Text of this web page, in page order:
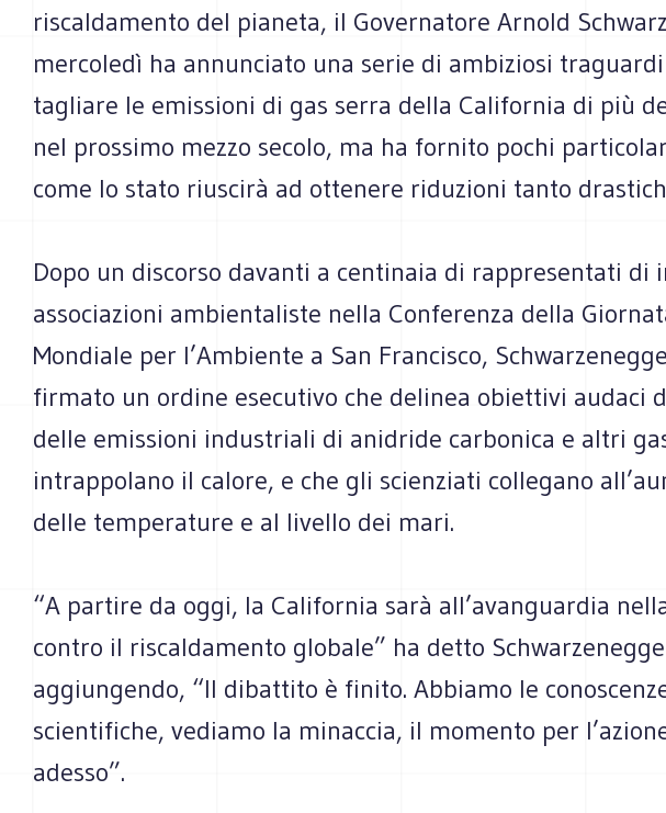
riscaldamento del pianeta, il Governatore Arnold
mercoledì ha annunciato una serie di ambiziosi
tagliare le emissioni di gas serra della California di più
nel prossimo mezzo secolo, ma ha fornito pochi
come lo stato riuscirà ad ottenere riduzioni tanto
Dopo un discorso davanti a centinaia di rappresentati di
associazioni ambientaliste nella Conferenza della
Mondiale per l’Ambiente a San Francisco,
firmato un ordine esecutivo che delinea obiettivi audaci
delle emissioni industriali di anidride carbonica e altri
intrappolano il calore, e che gli scienziati collegano
delle temperature e al livello dei mari.
“A partire da oggi, la California sarà all’avanguardia
contro il riscaldamento globale” ha detto
aggiungendo, “Il dibattito è finito. Abbiamo le
scientifiche, vediamo la minaccia, il momento per
adesso”.